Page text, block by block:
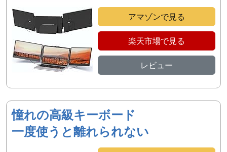
アマゾンで見る
楽天市場で見る
レビュー
憧れの高級キーボード
一度使うと離れられない